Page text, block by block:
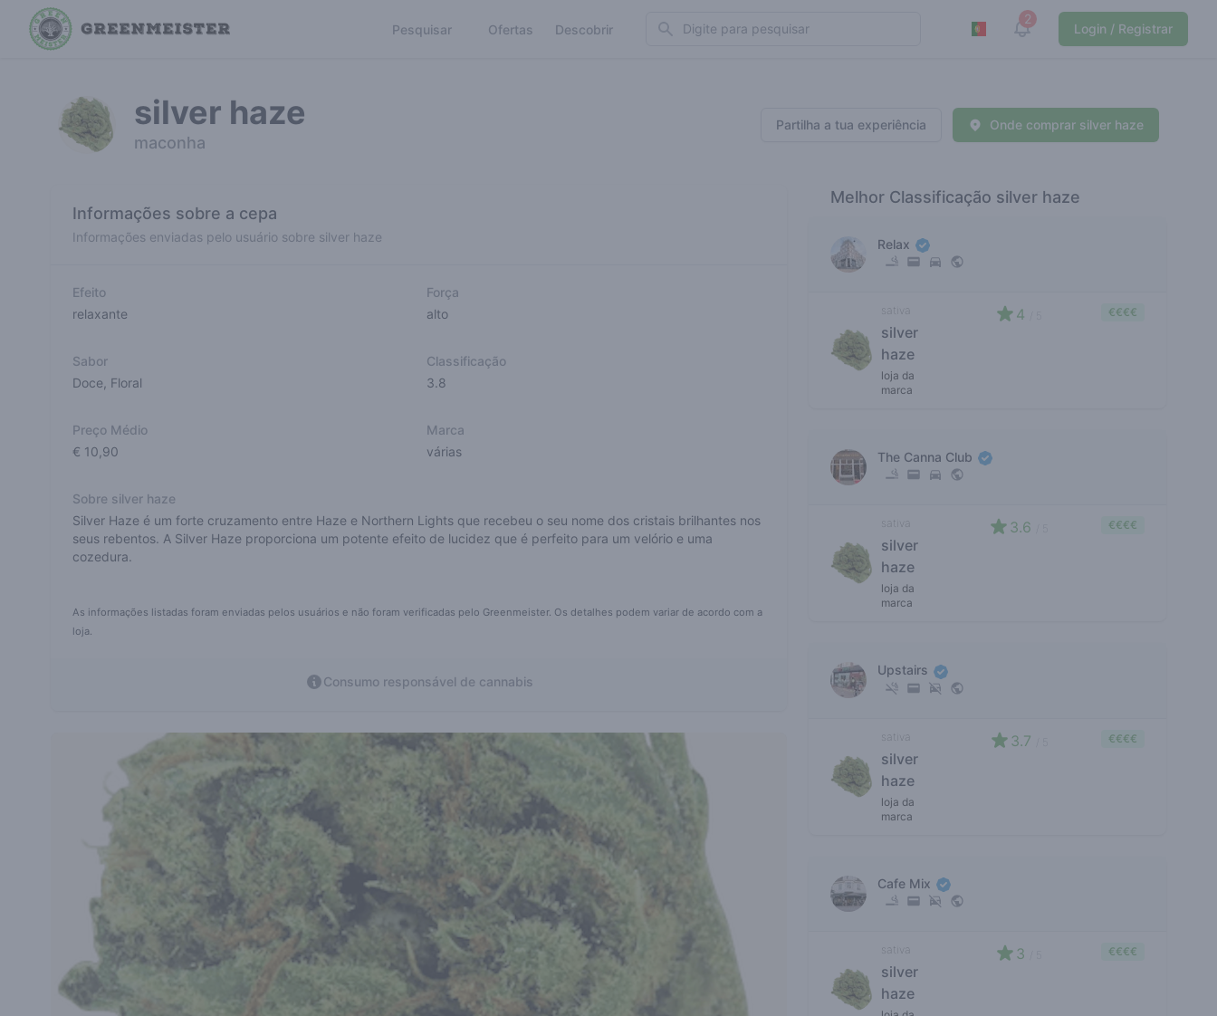
Pesquisar Ofertas Descobrir Search 2
View notifications
Login / Registrar
silver haze
maconha
Partilha a tua experiência Onde comprar silver haze
Informações sobre a cepa
Informações enviadas pelo usuário sobre silver haze
Efeito
relaxante
Força
alto
Sabor
Doce Floral
Classificação
3.8
Preço Médio
€ 10,90
Marca
várias
Sobre silver haze
Silver Haze é um forte cruzamento entre Haze e Northern Lights que recebeu o seu nome dos cristais brilhantes nos
seus rebentos. A Silver Haze proporciona um potente efeito de lucidez que é perfeito para um velório e uma
cozedura.
As informações listadas foram enviadas pelos usuários e não foram verificadas pelo Greenmeister. Os detalhes podem variar de acordo com a
loja.
Consumo responsável de cannabis
Melhor Classificação silver haze
Relax
sativa
silver
haze
loja da
marca
4 €€€€
The Canna Club
sativa
silver
haze
loja da
marca
3.6 €€€€
Upstairs
sativa
silver
haze
loja da
marca
3.7 €€€€
Cafe Mix
sativa
silver
haze
3 €€€€